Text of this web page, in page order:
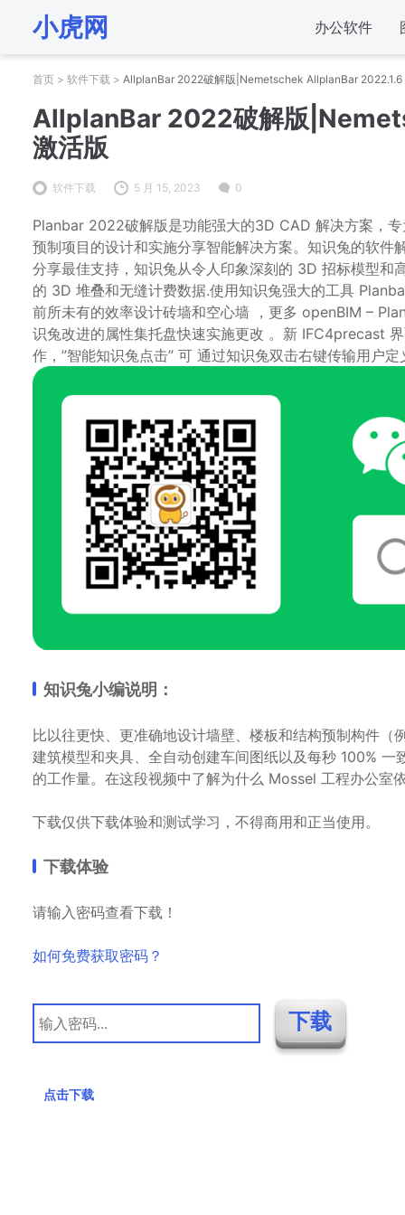
小虎网 办公软件
首页 > 软件下载 > AllplanBar 2022破解版|Nemetschek AllplanBar 2022.1.6
AllplanBar 2022破解版
激活版
软件下载 5 月 15, 2023 0
Planbar 2022破解版是功能强大的3D CAD 解决方案，
预制项目的设计和实施分享智能解决方案。知识兔的软
分享最佳支持，知识兔从令人印象深刻的 3D 招标模型
的 3D 堆叠和无缝计费数据.使用知识兔强大的工具
前所未有的效率设计砖墙和空心墙 ，更多 openBIM –
识兔改进的属性集托盘快速实施更改 。新 IFC4precast
作，”智能知识兔点击” 可 通过知识兔双击右键传输用户
知识兔小编说明：
比以往更快、更准确地设计墙壁、楼板和结构预制构件
建筑模型和夹具、全自动创建车间图纸以及每秒 100%
的工作量。在这段视频中了解为什么 Mossel 工程办公室
下载仅供下载体验和测试学习，不得商用和正当使用。
下载体验
请输入密码查看下载！
如何免费获取密码？
点击下载